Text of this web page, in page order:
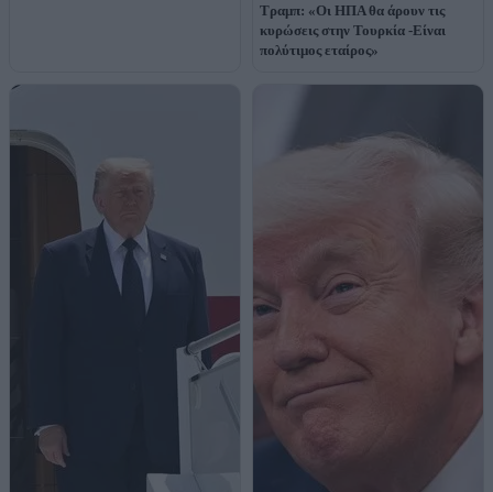
Τραμπ: «Οι ΗΠΑ θα άρουν τις
κυρώσεις στην Τουρκία -Είναι
πολύτιμος εταίρος»